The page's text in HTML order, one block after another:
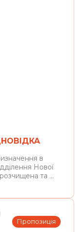
в
Нової
та ...
Пропозиція